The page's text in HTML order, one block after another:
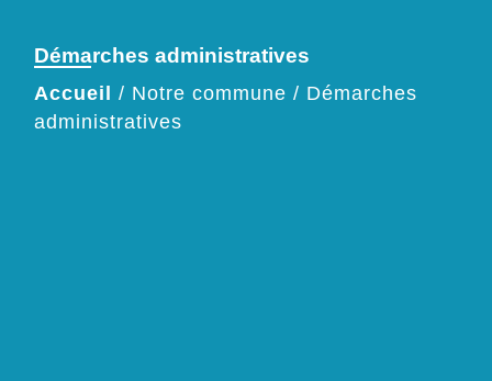
Démarches administratives
Accueil / Notre commune / Démarches
administratives